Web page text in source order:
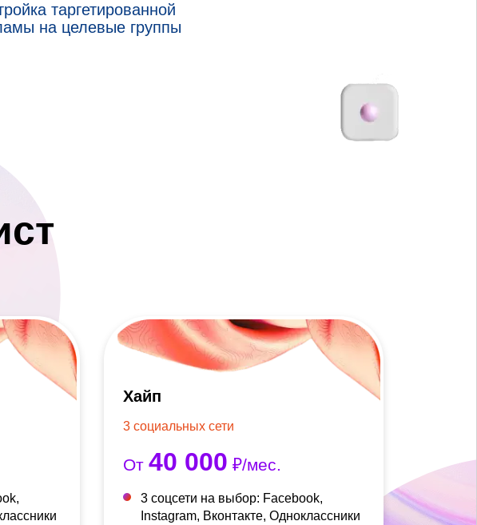
таргетированной
на целевые группы
Хайп
3 социальных сети
От 40 000 ₽/мес.
3 соцсети на выбор: Facebook,
Instagram, Вконтакте, Одноклассники